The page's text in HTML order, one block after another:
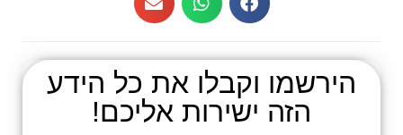
הירשמו וקבלו את כל הידע
הזה ישירות אליכם!